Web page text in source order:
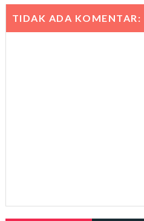
TIDAK ADA KOMENTAR: